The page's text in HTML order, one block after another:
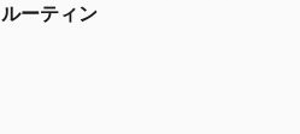
ルーティン